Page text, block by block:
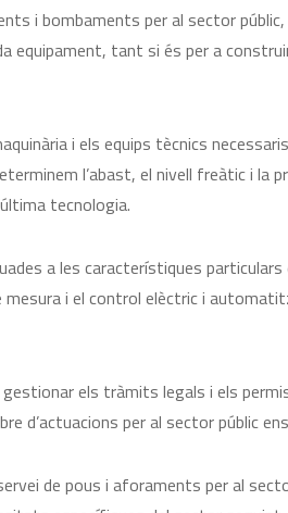
i bombaments per al sector
equipament, tant si és per a
i els equips tècnics
l’abast, el nivell freàtic i
tecnologia.
a les característiques
mesura i el control elèctric i
els tràmits legals i els
d’actuacions per al sector públic
de pous i aforaments per al